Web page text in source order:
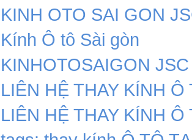
KINH OTO SAI GON
Kính Ô tô Sài gòn
KINHOTOSAIGON JSC
LIÊN HỆ THAY KÍNH Ô
LIÊN HỆ THAY KÍNH